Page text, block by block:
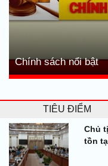
Chính sách nổi bật
TIÊU ĐIỂM
Chủ
tồn